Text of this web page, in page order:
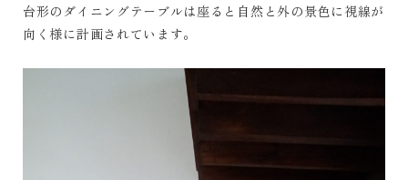
台形のダイニングテーブルは座ると自然と外の景色に視線が
向く様に計画されています。